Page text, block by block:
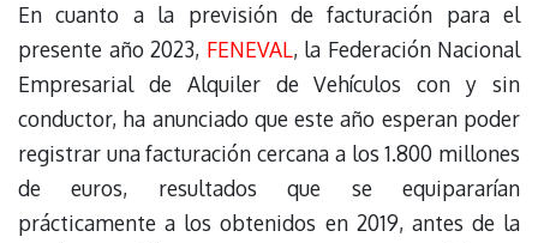
En cuanto a la previsión de facturación para el
presente año 2023, FENEVAL, la Federación Nacional
Empresarial de Alquiler de Vehículos con y sin
conductor, ha anunciado que este año esperan poder
registrar una facturación cercana a los 1.800 millones
de euros, resultados que se equipararían
prácticamente a los obtenidos en 2019, antes de la